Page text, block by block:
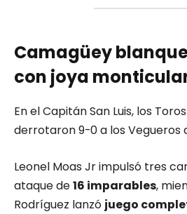
Camagüey
con joya
En el Capitán San Luis, los
derrotaron 9-0 a los Vegueros
Leonel Moas Jr impulsó tres
ataque de16 imparables,
Rodríguez lanzó juego